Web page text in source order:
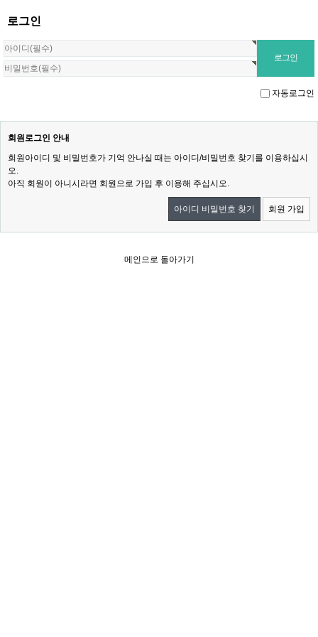
로그인
자동로그인
회원로그인 안내
회원아이디 및 비밀번호가 기억 안나실 때는 아이디/비밀번호 찾기를 이용하십시
오.
아직 회원이 아니시라면 회원으로 가입 후 이용해 주십시오.
아이디 비밀번호 찾기 회원 가입
메인으로 돌아가기